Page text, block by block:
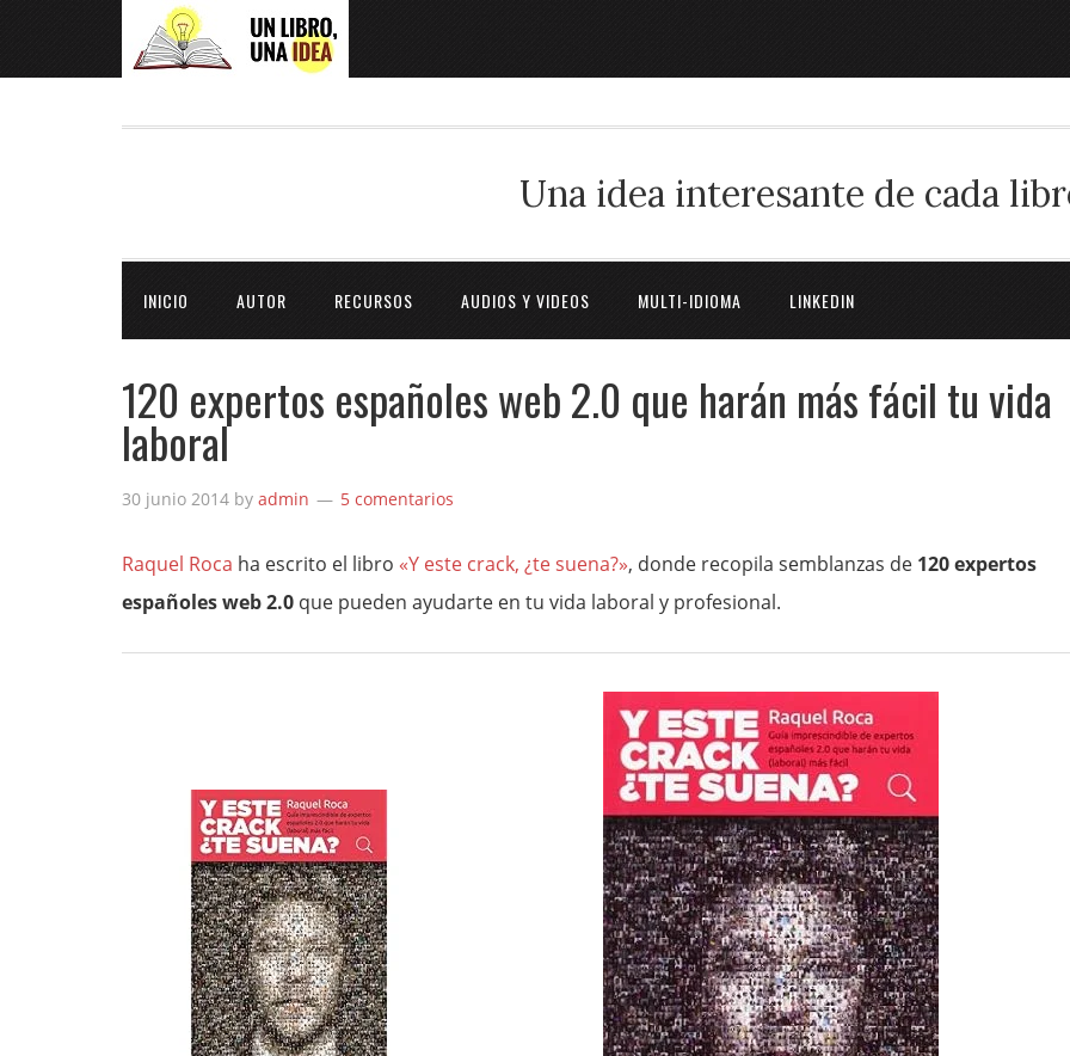
Una idea interesante de cada
INICIO AUTOR RECURSOS AUDIOS Y VIDEOS MULTI-IDIOMA LINKEDIN
120 expertos españoles web 2.0 que harán más fácil tu vida
laboral
30 junio 2014 by admin 5 comentarios
Raquel Roca ha escrito el libro «Y este crack, ¿te suena?», donde recopila semblanzas de 120 expertos
españoles web 2.0 que pueden ayudarte en tu vida laboral y profesional.